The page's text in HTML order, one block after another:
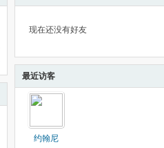
现在还没有好友
最近访客
约翰尼